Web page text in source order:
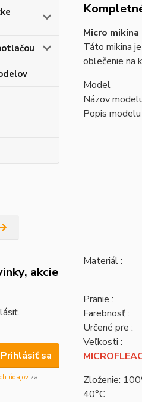
akcie
Prihlásiť sa
údajov za
Micro mikina
Táto mikina
oblečenie na
Model
Názov
Popis modelu
Materiál :
Pranie :
Farebnosť :
Určené pre :
Veľkosti :
Zloženie:
40°C